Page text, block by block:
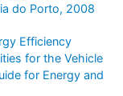
do Porto, 2008
Efficiency
for the Vehicle
for Energy and